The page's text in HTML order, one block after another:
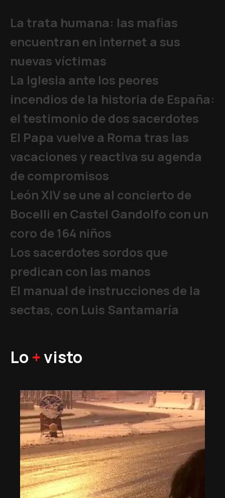
La trata humana: las mafias
encuentran en internet a sus
nuevas víctimas
La Iglesia ante los peores
incendios de la historia de España:
el testimonio de dos sacerdotes
El Papa vuelve a Roma tras las
vacaciones y reactiva su agenda
de compromisos
León XIV se une al concierto de
Bocelli en Castel Gandolfo con un
coro de 164 niños
Los sacerdotes sordos que
predican con las manos
El manual de instrucciones de la
sectas, con Luis Santamaría
Lo +visto